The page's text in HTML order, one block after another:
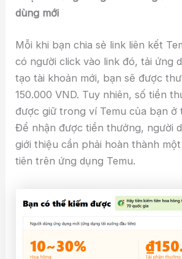
dùng mới
Mỗi khi bạn chia sẻ link liên kết
có người click vào link đó, tải ứng
tạo tài khoản mới, bạn sẽ được
150.000 VND. Tuy nhiên, số tiền
được giữ trong ví Temu của bạn ở
Để nhận được tiền thưởng, người
giới thiệu cần phải hoàn thành
tiên trên ứng dụng Temu.